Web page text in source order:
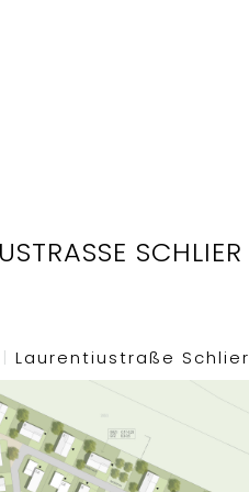
SCHLIER
| Laurentiustraße Schlier